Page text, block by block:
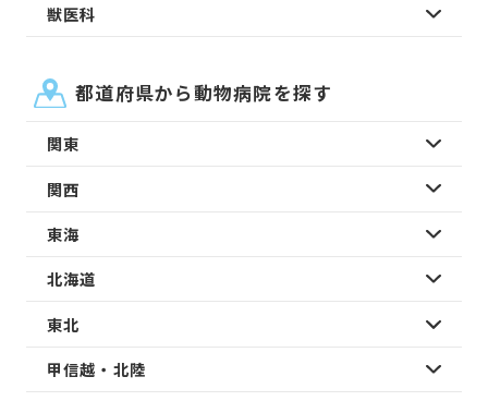
獣医科
都道府県から動物病院を探す
関東
関西
東海
北海道
東北
甲信越・北陸